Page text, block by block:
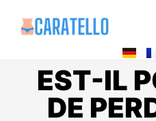
EST-IL
DE